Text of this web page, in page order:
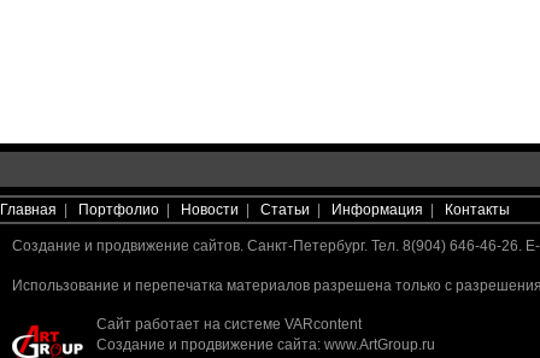
Главная Портфолио Новости Статьи Информация Контакты
Создание и продвижение сайтов. Санкт-Петербург. Тел. 8(904) 646-46-26.
Использование и перепечатка материалов разрешена только с
Сайт работает на системе VARcontent
Создание и продвижение сайта: www.ArtGroup.ru